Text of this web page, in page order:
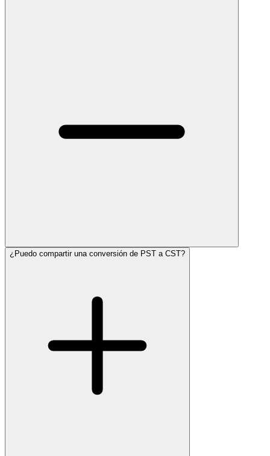
¿Puedo compartir una conversión de PST a CST?